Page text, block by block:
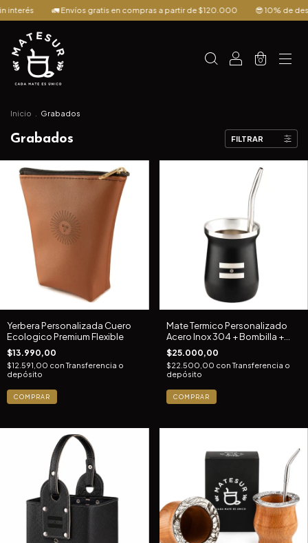
gratis en compras a partir de $120.000 😎 10% de descuento
0
Inicio Grabados
Grabados FILTRAR
Yerbera Personalizada Cuero
Ecologico Premium Flexible
$13.990,00
$12.591,00 con Transferencia o
depósito
COMPRAR
Mate Termico Personalizado
Acero Inox 304 + Bombilla +
Logo
$25.000,00
$22.500,00 conTransferencia o
depósito
COMPRAR